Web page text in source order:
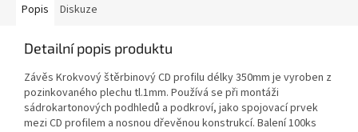
Popis Diskuze
Detailní popis produktu
Závěs Krokvový štěrbinový CD profilu délky 350mm je vyroben z
pozinkovaného plechu tl.1mm. Používá se při montáži
sádrokartonových podhledů a podkroví, jako spojovací prvek
mezi CD profilem a nosnou dřevěnou konstrukcí. Balení 100ks